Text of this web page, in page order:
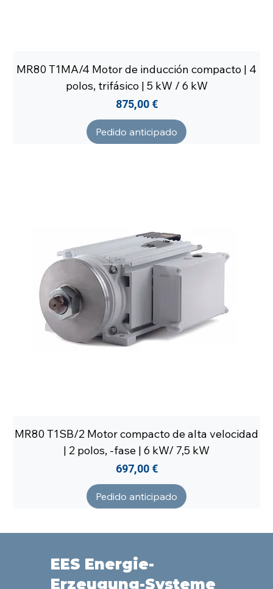
MR80 T1MA/4 Motor de inducción compacto | 4
polos, trifásico | 5 kW / 6 kW
Precio
875,00 €
Pedido anticipado
MR80 T1SB/2 Motor compacto de alta velocidad
| 2 polos, -fase | 6 kW/ 7,5 kW
Precio
697,00 €
Pedido anticipado
EES Energie-
Erzeugung-Systeme